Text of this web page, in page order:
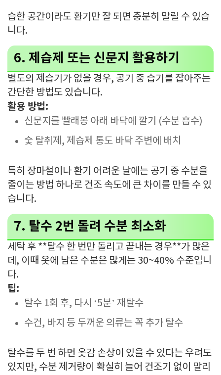
습한 공간이라도 환기만 잘 되면 충분히 말릴 수 있습
니다.
6. 제습제 또는 신문지 활용하기
별도의 제습기가 없을 경우, 공기 중 습기를 잡아주는
간단한 방법도 있습니다.
활용 방법:
신문지를 빨래봉 아래 바닥에 깔기 (수분 흡수)
숯 탈취제, 제습제 통도 바닥 주변에 배치
특히 장마철이나 환기 어려운 날에는 공기 중 수분을
줄이는 방법 하나로 건조 속도에 큰 차이를 만들 수 있
습니다.
7. 탈수 2번 돌려 수분 최소화
세탁 후 **탈수 한 번만 돌리고 끝내는 경우**가 많은
데, 이때 옷에 남은 수분은 많게는 30~40% 수준입니
다.
팁:
탈수 1회 후, 다시 ‘5분’ 재탈수
수건, 바지 등 두꺼운 의류는 꼭 추가 탈수
탈수를 두 번 하면 옷감 손상이 있을 수 있다는 우려도
있지만, 수분 제거량이 확실히 늘어 건조기 없이 말리